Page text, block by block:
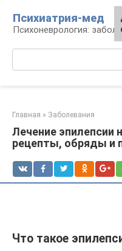
контенту
Психиатрия-мед
Психоневрология:
Главная » Заболевания
Лечение
рецепты, обряды и
Что такое